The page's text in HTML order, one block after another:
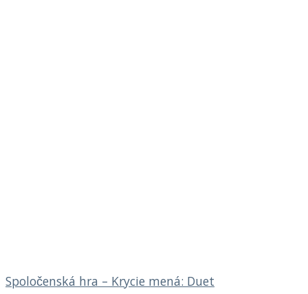
Spoločenská hra – Krycie mená: Duet